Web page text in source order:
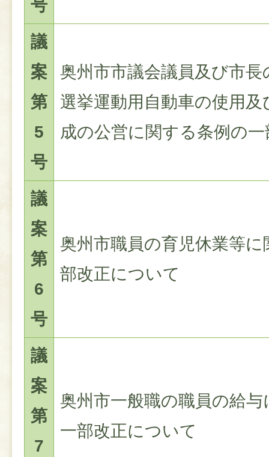
号
議
案
第
5
号
奥州市市議会議員及び市
選挙運動用自動車の使用
成の公営に関する条例の
議
案
第
6
号
奥州市職員の育児休業等
部改正について
議
案
第
7
奥州市一般職の職員の給
一部改正について